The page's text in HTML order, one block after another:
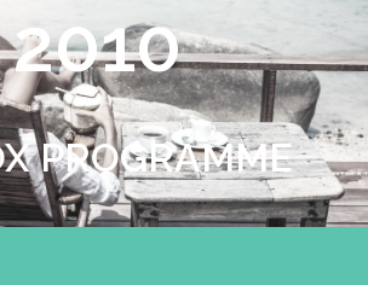
2010
PROGRAMME